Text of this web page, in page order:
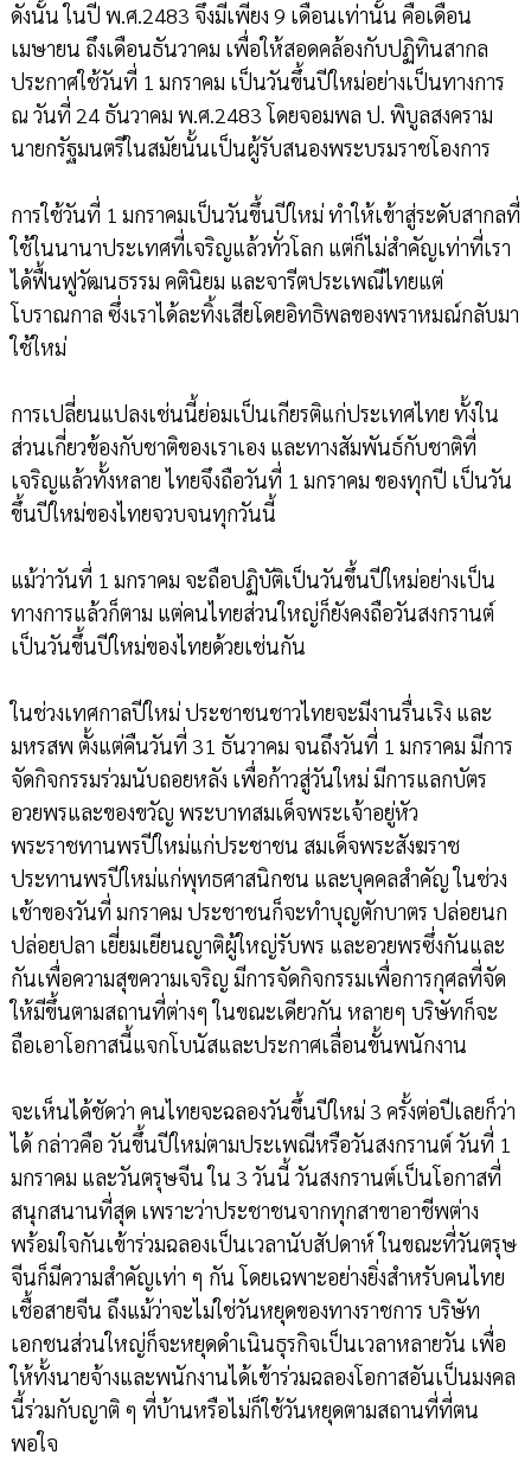
ดังนั้น ในปี พ.ศ.2483 จึงมีเพียง 9 เดือนเท่านั้น คือเดือน
เมษายน ถึงเดือนธันวาคม เพื่อให้สอดคล้องกับปฏิทินสากล
ประกาศใช้วันที่ 1 มกราคม เป็นวันขึ้นปีใหม่อย่างเป็นทางการ
ณ วันที่ 24 ธันวาคม พ.ศ.2483 โดยจอมพล ป. พิบูลสงคราม
นายกรัฐมนตรีในสมัยนั้นเป็นผู้รับสนองพระบรมราชโองการ
การใช้วันที่ 1 มกราคมเป็นวันขึ้นปีใหม่ ทำให้เข้าสู่ระดับสากลที่
ใช้ในนานาประเทศที่เจริญแล้วทั่วโลก แต่ก็ไม่สำคัญเท่าที่เรา
ได้ฟื้นฟูวัฒนธรรม คตินิยม และจารีตประเพณีไทยแต่
โบราณกาล ซึ่งเราได้ละทิ้งเสียโดยอิทธิพลของพราหมณ์กลับมา
ใช้ใหม่
การเปลี่ยนแปลงเช่นนี้ย่อมเป็นเกียรติแก่ประเทศไทย ทั้งใน
ส่วนเกี่ยวข้องกับชาติของเราเอง และทางสัมพันธ์กับชาติที่
เจริญแล้วทั้งหลาย ไทยจึงถือวันที่ 1 มกราคม ของทุกปี เป็นวัน
ขึ้นปีใหม่ของไทยจวบจนทุกวันนี้
แม้ว่าวันที่ 1 มกราคม จะถือปฏิบัติเป็นวันขึ้นปีใหม่อย่างเป็น
ทางการแล้วก็ตาม แต่คนไทยส่วนใหญ่ก็ยังคงถือวันสงกรานต์
เป็นวันขึ้นปีใหม่ของไทยด้วยเช่นกัน
ในช่วงเทศกาลปีใหม่ ประชาชนชาวไทยจะมีงานรื่นเริง และ
มหรสพ ตั้งแต่คืนวันที่ 31 ธันวาคม จนถึงวันที่ 1 มกราคม มีการ
จัดกิจกรรมร่วมนับถอยหลัง เพื่อก้าวสู่วันใหม่ มีการแลกบัตร
อวยพรและของขวัญ พระบาทสมเด็จพระเจ้าอยู่หัว
พระราชทานพรปีใหม่แก่ประชาชน สมเด็จพระสังฆราช
ประทานพรปีใหม่แก่พุทธศาสนิกชน และบุคคลสำคัญ ในช่วง
เช้าของวันที่ มกราคม ประชาชนก็จะทำบุญตักบาตร ปล่อยนก
ปล่อยปลา เยี่ยมเยียนญาติผู้ใหญ่รับพร และอวยพรซึ่งกันและ
กันเพื่อความสุขความเจริญ มีการจัดกิจกรรมเพื่อการกุศลที่จัด
ให้มีขึ้นตามสถานที่ต่างๆ ในขณะเดียวกัน หลายๆ บริษัทก็จะ
ถือเอาโอกาสนี้แจกโบนัสและประกาศเลื่อนขั้นพนักงาน
จะเห็นได้ชัดว่า คนไทยจะฉลองวันขึ้นปีใหม่ 3 ครั้งต่อปีเลยก็ว่า
ได้ กล่าวคือ วันขึ้นปีใหม่ตามประเพณีหรือวันสงกรานต์ วันที่ 1
มกราคม และวันตรุษจีน ใน 3 วันนี้ วันสงกรานต์เป็นโอกาสที่
สนุกสนานที่สุด เพราะว่าประชาชนจากทุกสาขาอาชีพต่าง
พร้อมใจกันเข้าร่วมฉลองเป็นเวลานับสัปดาห์ ในขณะที่วันตรุษ
จีนก็มีความสำคัญเท่า ๆ กัน โดยเฉพาะอย่างยิ่งสำหรับคนไทย
เชื้อสายจีน ถึงแม้ว่าจะไม่ใช่วันหยุดของทางราชการ บริษัท
เอกชนส่วนใหญ่ก็จะหยุดดำเนินธุรกิจเป็นเวลาหลายวัน เพื่อ
ให้ทั้งนายจ้างและพนักงานได้เข้าร่วมฉลองโอกาสอันเป็นมงคล
นี้ร่วมกับญาติ ๆ ที่บ้านหรือไม่ก็ใช้วันหยุดตามสถานที่ที่ตน
พอใจ